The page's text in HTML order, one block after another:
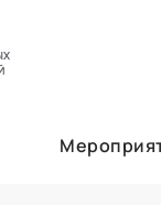
Сертификаты